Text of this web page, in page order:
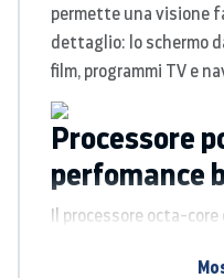
permette una visione
dettaglio: lo schermo
film, programmi TV e
Processore
perfomance
Il processore octa-
consumando meno